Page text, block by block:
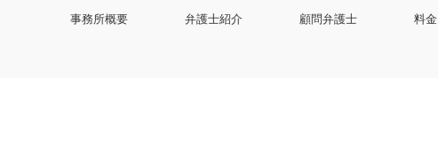
事務所概要 弁護士紹介 顧問弁護士 料金